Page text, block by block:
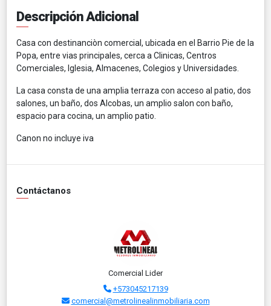
Descripción Adicional
Casa con destinanciòn comercial, ubicada en el Barrio Pie de la
Popa, entre vias principales, cerca a Clinicas, Centros
Comerciales, Iglesia, Almacenes, Colegios y Universidades.
La casa consta de una amplia terraza con acceso al patio, dos
salones, un baño, dos Alcobas, un amplio salon con baño,
espacio para cocina, un amplio patio.
Canon no incluye iva
Contáctanos
Comercial Lider
+573045217139
comercial@metrolinealinmobiliaria.com